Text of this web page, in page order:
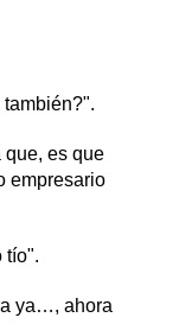
que, es que
empresario
tío".
ya…, ahora